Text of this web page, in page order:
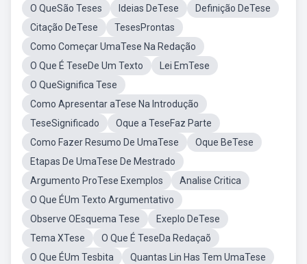
O QueSão Teses
Ideias DeTese
Definição DeTese
Citação DeTese
TesesProntas
Como Começar UmaTese Na Redação
O Que É TeseDe Um Texto
Lei EmTese
O QueSignifica Tese
Como Apresentar aTese Na Introdução
TeseSignificado
Oque a TeseFaz Parte
Como Fazer Resumo De UmaTese
Oque BeTese
Etapas De UmaTese De Mestrado
Argumento ProTese Exemplos
Analise Critica
O Que ÉUm Texto Argumentativo
Observe OEsquema Tese
Exeplo DeTese
Tema XTese
O Que É TeseDa Redaçaõ
O Que ÉUm Tesbita
Quantas Lin Has Tem UmaTese